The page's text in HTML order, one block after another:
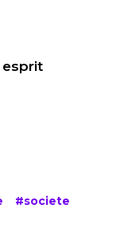
esprit
#societe